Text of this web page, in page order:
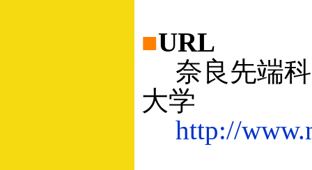
■URL
奈良先端科
大学
http://